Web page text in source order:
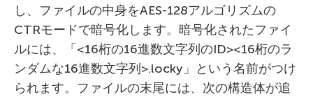
し、ファイルの中身をAES-128アルゴリズムの
CTRモードで暗号化します。暗号化されたファイ
ルには、「<16桁の16進数文字列のID><16桁のラ
ンダムな16進数文字列>.locky」という名前がつけ
られます。ファイルの末尾には、次の構造体が追